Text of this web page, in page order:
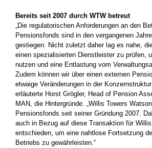
Bereits seit 2007 durch WTW betreut
„Die regulatorischen Anforderungen an den
Pensionsfonds sind in den vergangenen
gestiegen. Nicht zuletzt daher lag es nahe,
einen spezialisierten Dienstleister zu prüfen,
nutzen und eine Entlastung vom
Zudem können wir über einen externen
etwaige Veränderungen in der Konzernstruktur
erläuterte Horst Grögler, Head of Pension
MAN, die Hintergründe. „Willis Towers
Pensionsfonds seit seiner Gründung 2007.
auch in Bezug auf diese Transaktion für
entschieden, um eine nahtlose Fortsetzung
Betriebs zu gewährleisten.“